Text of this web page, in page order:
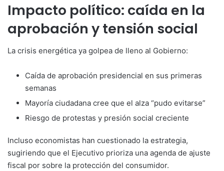
Impacto político: caída en la
aprobación y tensión social
La crisis energética ya golpea de lleno al Gobierno:
Caída de aprobación presidencial en sus primeras
semanas
Mayoría ciudadana cree que el alza “pudo evitarse”
Riesgo de protestas y presión social creciente
Incluso economistas han cuestionado la estrategia,
sugiriendo que el Ejecutivo prioriza una agenda de ajuste
fiscal por sobre la protección del consumidor.